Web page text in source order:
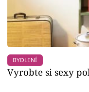
BYDLENÍ
Vyrobte si sexy